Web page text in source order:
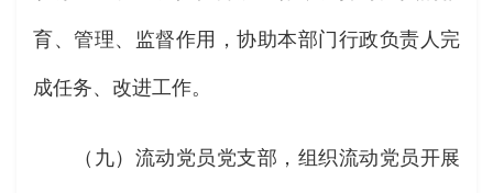
育、管理、监督作用，协助本部门行政负责人完
成任务、改进工作。
（九）流动党员党支部，组织流动党员开展